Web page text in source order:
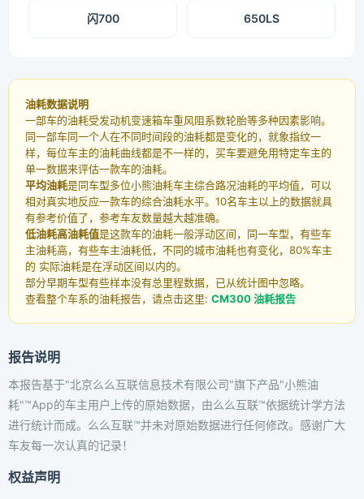
闪700 650LS
油耗数据说明
一部车的油耗受发动机变速箱车重风阻系数轮胎等多种因素影响。
同一部车同一个人在不同时间段的油耗都是变化的，就象指纹一
样，每位车主的油耗曲线都是不一样的，买车要避免用特定车主的
单一数据来评估一款车的油耗。
平均油耗是同车型多位小熊油耗车主综合路况油耗的平均值，可以
相对真实地反应一款车的综合油耗水平。10名车主以上的数据就具
有参考价值了，参考车友数量越大越准确。
低油耗高油耗值是这款车的油耗一般浮动区间，同一车型，有些车
主油耗高，有些车主油耗低，不同的城市油耗也有变化，80%车主
的 实际油耗是在浮动区间以内的。
部分早期车型有些样本没有总里程数据，已从统计图中忽略。
查看整个车系的油耗报告，请点击这里: CM300 油耗报告
报告说明
本报告基于"北京么么互联信息技术有限公司"旗下产品"小熊油
耗"™App的车主用户上传的原始数据，由么么互联™依据统计学方法
进行统计而成。么么互联™并未对原始数据进行任何修改。感谢广大
车友每一次认真的记录！
权益声明